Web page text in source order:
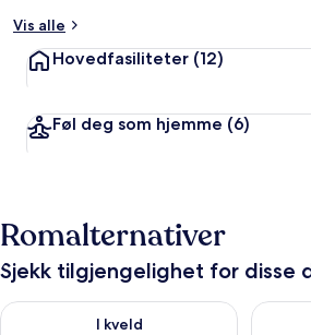
Vis alle
Hovedfasiliteter (12)
Føl deg som hjemme (6)
Romalternativer
Sjekk tilgjengelighet for disse
I kveld
Sjekk tilgjengelighet for i kveld, aug. 8 -
Sjekk